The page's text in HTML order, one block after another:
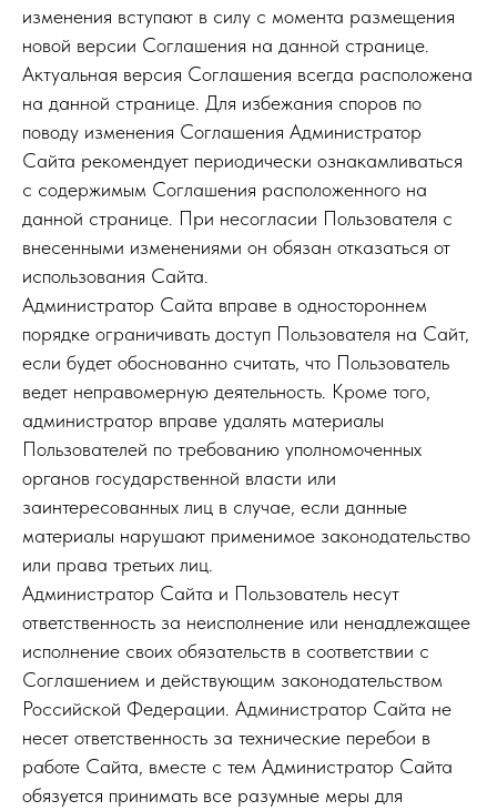
изменения вступают в силу с момента размещения
новой версии Соглашения на данной странице.
Актуальная версия Соглашения всегда расположена
на данной странице. Для избежания споров по
поводу изменения Соглашения Администратор
Сайта рекомендует периодически ознакамливаться
с содержимым Соглашения расположенного на
данной странице. При несогласии Пользователя с
внесенными изменениями он обязан отказаться от
использования Сайта.
Администратор Сайта вправе в одностороннем
порядке ограничивать доступ Пользователя на Сайт,
если будет обоснованно считать, что Пользователь
ведет неправомерную деятельность. Кроме того,
администратор вправе удалять материалы
Пользователей по требованию уполномоченных
органов государственной власти или
заинтересованных лиц в случае, если данные
материалы нарушают применимое законодательство
или права третьих лиц.
Администратор Сайта и Пользователь несут
ответственность за неисполнение или ненадлежащее
исполнение своих обязательств в соответствии с
Соглашением и действующим законодательством
Российской Федерации. Администратор Сайта не
несет ответственность за технические перебои в
работе Сайта, вместе с тем Администратор Сайта
обязуется принимать все разумные меры для